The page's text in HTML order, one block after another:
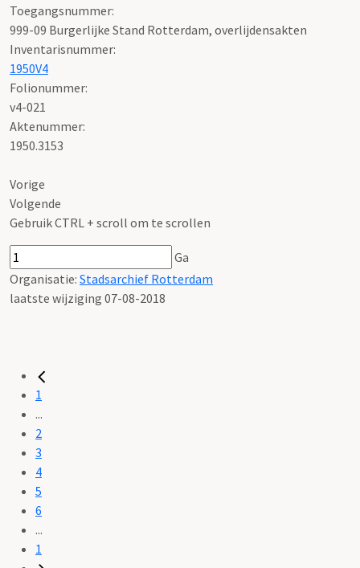
Toegangsnummer:
999-09 Burgerlijke Stand Rotterdam, overlijdensakten
Inventarisnummer:
1950V4
Folionummer:
v4-021
Aktenummer:
1950.3153
Vorige
Volgende
Gebruik CTRL + scroll om te scrollen
Ga
Organisatie: Stadsarchief Rotterdam
laatste wijziging 07-08-2018
1
...
2
3
4
5
6
...
1